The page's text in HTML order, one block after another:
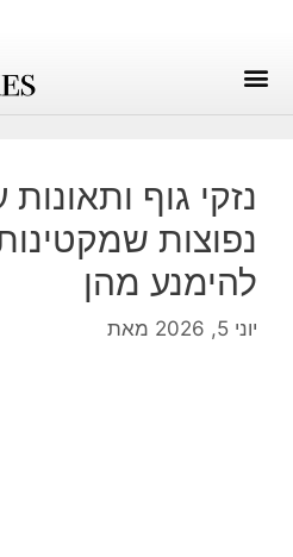
נזקי גוף
נפוצות שמקטינות
להימנע מהן
יוני 5, 2026 מאת